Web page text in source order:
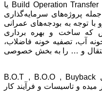
پروژه‌های BOT که مخفف عبارات Build Operation Transfer یا
پروژه‌های سرمایه‌گذاری
توجه به بودجه‌های عمرانی
که ساخت و بهره برداری
آب، تصفیه خونه فاضلاب،
و … را به بخش خصوصی
این کار در قالب قراردادهایی مثل B.O.T , B.O.O , Buyback
و تاسیسات و فرآیند کار